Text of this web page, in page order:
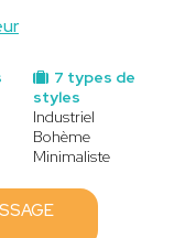
7 types de
styles
Industriel
Bohème
Minimaliste